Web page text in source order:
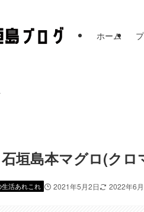
ホーム
FREE
石垣島本マグロ(クロ
活あれこれ 2021年5月2日 2022年6